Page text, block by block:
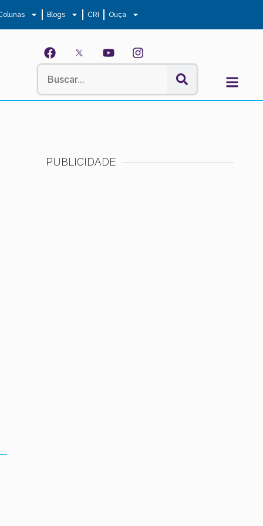
Blogs CRI Ouça
PUBLICIDADE